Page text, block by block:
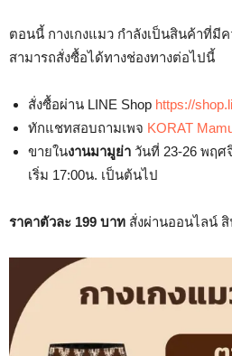
ตอนนี้ กางเกงแมว กำลังเป็นสินค้าที่มี
สามารถสั่งซื้อได้ทางช่องทางต่อไปนี้
สั่งซื้อผ่าน LINE Shop https://
ทักแชทสอบถามเพจ KORAT
ขายในงานมามูย่า วันที่ 23-26 พฤศ
เริ่ม 17:00น. เป็นต้นไป
ราคาตัวละ 199 บาท สั่งผ่านออนไลน์